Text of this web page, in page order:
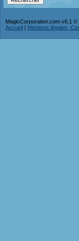
MagicCorporation.com v6.1
Accueil | Mentions légales,